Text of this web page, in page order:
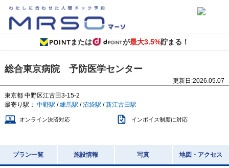
または が最大3.5%貯まる！
総合東京病院 予防医学センター
更新日:2026.05.07
東京都 中野区江古田3-15-2
最寄り駅： 中野駅 /練馬駅 /沼袋駅 /新江古田駅
オンライン決済対応 インボイス制度に対応
プラン一覧 施設情報 写真 地図・アクセス